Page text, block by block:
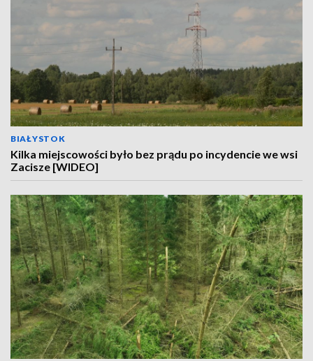
BIAŁYSTOK
Kilka miejscowości było bez prądu po incydencie we wsi
Zacisze [WIDEO]